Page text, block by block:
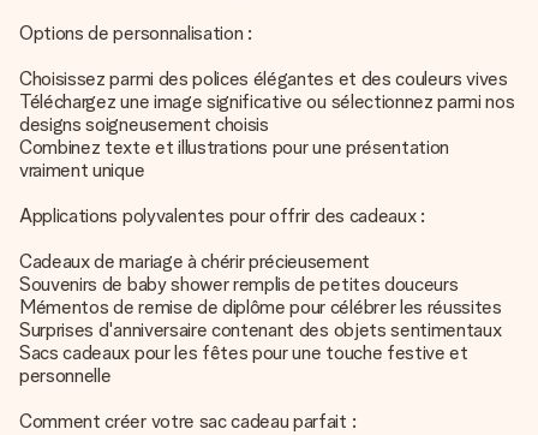
Options de personnalisation :
Choisissez parmi des polices élégantes et des couleurs vives
Téléchargez une image significative ou sélectionnez parmi nos
designs soigneusement choisis
Combinez texte et illustrations pour une présentation
vraiment unique
Applications polyvalentes pour offrir des cadeaux :
Cadeaux de mariage à chérir précieusement
Souvenirs de baby shower remplis de petites douceurs
Mémentos de remise de diplôme pour célébrer les réussites
Surprises d'anniversaire contenant des objets sentimentaux
Sacs cadeaux pour les fêtes pour une touche festive et
personnelle
Comment créer votre sac cadeau parfait :